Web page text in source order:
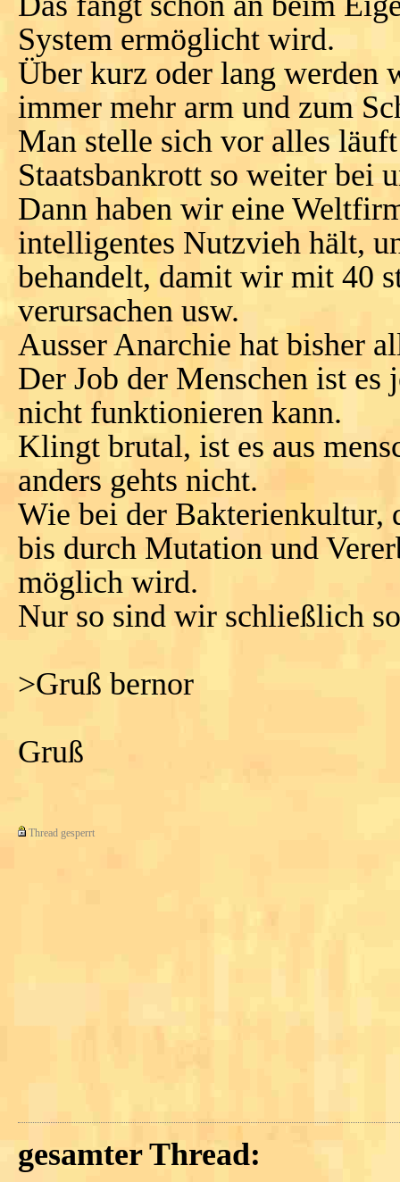
System ermöglicht wird.
Über kurz oder lang werden
immer mehr arm und zum
Man stelle sich vor alles
Staatsbankrott so weiter bei
Dann haben wir eine
intelligentes Nutzvieh hält,
behandelt, damit wir mit 40
verursachen usw.
Ausser Anarchie hat bisher
Der Job der Menschen ist es
nicht funktionieren kann.
Klingt brutal, ist es aus
anders gehts nicht.
Wie bei der Bakterienkultur,
bis durch Mutation und
möglich wird.
Nur so sind wir schließlich
>Gruß bernor
Gruß
Thread gesperrt
gesamter Thread: